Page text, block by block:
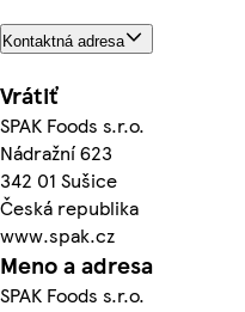
Kontaktná adresa
Vrátiť
SPAK Foods s.r.o.
Nádražní 623
342 01 Sušice
Česká republika
www.spak.cz
Meno a adresa
SPAK Foods s.r.o.